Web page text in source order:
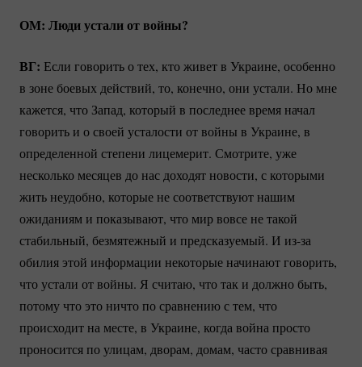
ОМ: Люди устали от войны?
ВГ: Если говорить о тех, кто живет в Украине, особенно
в зоне боевых действий, то, конечно, они устали. Но мне
кажется, что Запад, который в последнее время начал
говорить и о своей усталости от войны в Украине, в
определенной степени лицемерит. Смотрите, уже
несколько месяцев до нас доходят новости, с которыми
жить неудобно, которые не соответствуют нашим
ожиданиям и показывают, что мир вовсе не такой
стабильный, безмятежный и предсказуемый. И из-за
обилия этой информации некоторые начинают говорить,
что устали от войны. Я считаю, что так и должно быть,
потому что это ничто по сравнению с тем, что
происходит на месте, в Украине, когда война просто
проносится по улицам, дворам, домам, часто сравнивая